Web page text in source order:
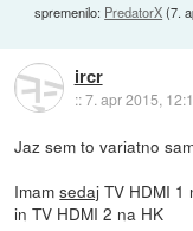
spremenilo: PredatorX(7.
ircr
::7. apr 2015,
Jaz sem to variatno
Imamsedaj TV HDMI 1
in TV HDMI 2 na HK